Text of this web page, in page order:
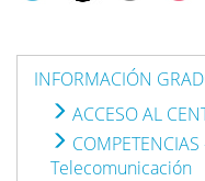
INFORMACIÓN
ACCESO AL
Telecomunicación